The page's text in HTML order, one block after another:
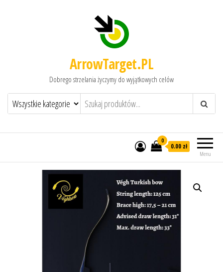
ArrowTarget.PL
Dobrego strzelania życzymy do wyjątkowych celów
Menu
0
0.00 zł